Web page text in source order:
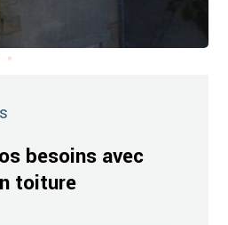
besoins avec
toiture